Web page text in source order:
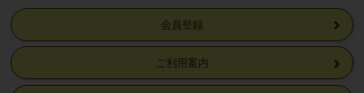
会員登録
ご利用案内